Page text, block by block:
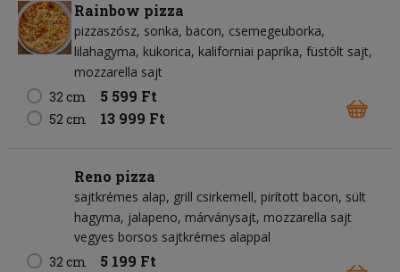
Rainbow pizza
pizzaszósz sonka bacon csemegeuborka
lilahagyma kukorica kaliforniai paprika füstölt sajt
mozzarella sajt
32 cm
5 599 Ft
52 cm 13 999 Ft
Reno pizza
sajtkrémes alap grill csirkemell pirított bacon sült
hagyma jalapeno márványsajt mozzarella sajt
vegyes borsos sajtkrémes alappal
32 cm
5 199 Ft